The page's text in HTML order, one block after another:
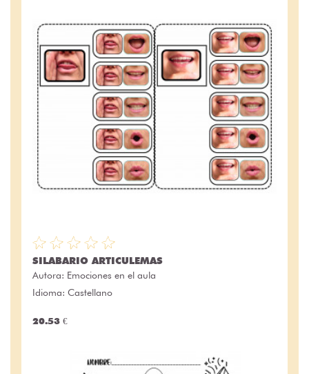
SILABARIO ARTICULEMAS
Autora: Emociones en el aula
Idioma: Castellano
20.53 €